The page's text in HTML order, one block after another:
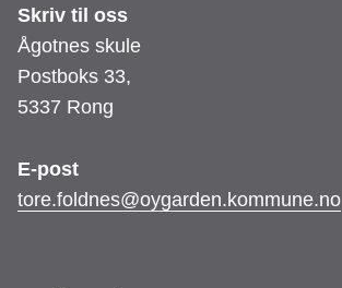
Skriv til oss
Ågotnes skule
Postboks 33,
5337 Rong
E-post
tore.foldnes@oygarden.kommune.no